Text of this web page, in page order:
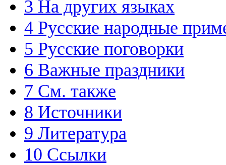
3 На других языках
4 Русские народные
5 Русские поговорки
6 Важные праздники
7 См. также
8 Источники
9 Литература
10 Ссылки